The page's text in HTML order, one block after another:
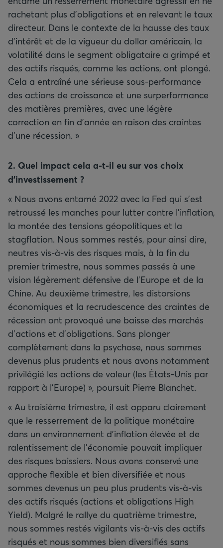
rachetant plus d’obligations et en relevant le taux
directeur. Dans le contexte de la hausse des taux
d’intérêt et de la vigueur du dollar américain, la
volatilité dans le segment obligataire a grimpé et
des actifs risqués, comme les actions, ont plongé.
Cela a entraîné une sérieuse sous-performance
des actions de croissance et une surperformance
des matières premières, avec une légère
correction en fin d’année en raison des craintes
d’une récession. »
2. Quel impact cela a-t-il eu sur vos choix
d’investissement ?
« Nous avons entamé 2022 avec la Fed qui s’est
retroussé les manches pour lutter contre l’inflation,
la montée des tensions géopolitiques et la
stagflation. Nous sommes restés, pour ainsi dire,
neutres vis-à-vis des risques mais, à la fin du
premier trimestre, nous sommes passés à une
vision légèrement défensive de l’Europe et de la
Chine. Au deuxième trimestre, les distorsions
économiques et la recrudescence des craintes de
récession ont provoqué une baisse des marchés
d’actions et d’obligations. Sans plonger
complètement dans la psychose, nous sommes
devenus plus prudents et nous avons notamment
privilégié les actions de valeur (les États-Unis par
rapport à l’Europe) », poursuit Pierre Blanchet.
« Au troisième trimestre, il est apparu clairement
que le resserrement de la politique monétaire
dans un environnement d’inflation élevée et de
ralentissement de l’économie pouvait impliquer
des risques baissiers. Nous avons conservé une
approche flexible et bien diversifiée et nous
sommes devenus un peu plus prudents vis-à-vis
des actifs risqués (actions et obligations High
Yield). Malgré le rallye du quatrième trimestre,
nous sommes restés vigilants vis-à-vis des actifs
risqués et nous sommes bien diversifiés sans